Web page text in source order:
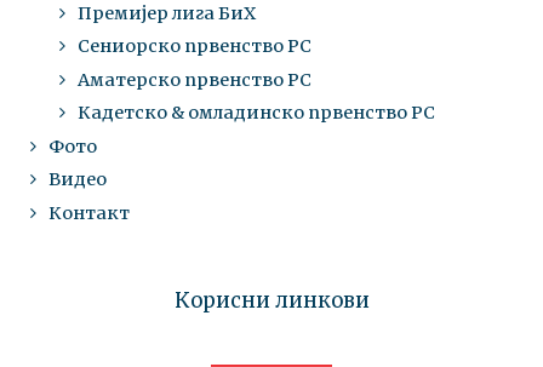
Премијер лига БиХ
Сениорско првенство РС
Аматерско првенство РС
Кадетско & омладинско првенство РС
Фото
Видео
Контакт
Корисни линкови